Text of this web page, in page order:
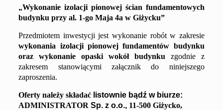
„Wykonanie izolacji pionowej ścian fundamentowych
budynkuprzyal. 1-go Maja 4a w Giżycku”
Przedmiotem inwestycji jest wykonanie robót w zakresie
wykonania izolacji pionowej fundamentów budynku
oraz wykonanie opaski wokół budynku zgodnie z
zakresem stanowiącymi załącznik do niniejszego
zaproszenia.
Oferty należy składać listownie bądź w biurze:
ADMINISTRATORSp. z o.o., 11-500 Giżycko,